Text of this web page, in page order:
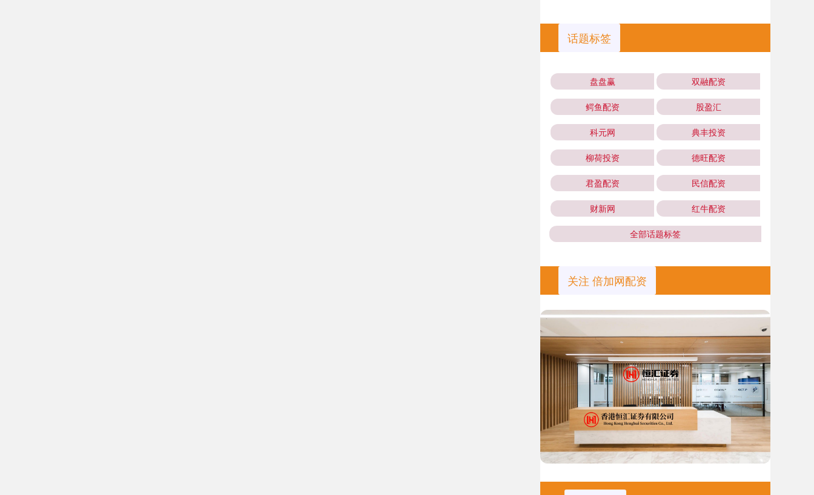
话题标签
盘盘赢 双融配资
鳄鱼配资 股盈汇
科元网 典丰投资
柳荷投资 德旺配资
君盈配资 民信配资
财新网 红牛配资
全部话题标签
关注 倍加网配资